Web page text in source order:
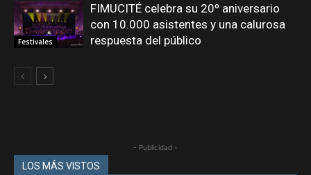
Festivales
FIMUCITÉ celebra su 20º aniversario
con 10.000 asistentes y una calurosa
respuesta del público
- Publicidad -
LOS MÁS VISTOS